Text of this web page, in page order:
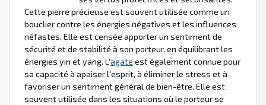
Cette pierre précieuse est souvent utilisée comme un
bouclier contre les énergies négatives et les influences
néfastes. Elle est censée apporter un sentiment de
sécurité et de stabilité à son porteur, en équilibrant les
énergies yin et yang. L'agate est également connue pour
sa capacité à apaiser l'esprit, à éliminer le stress et à
favoriser un sentiment général de bien-être. Elle est
souvent utilisée dans les situations où le porteur se